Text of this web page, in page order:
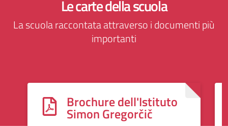
Le carte della scuola
La scuola raccontata attraverso i documenti più
importanti
Brochure dell'Istituto
Simon Gregorčič